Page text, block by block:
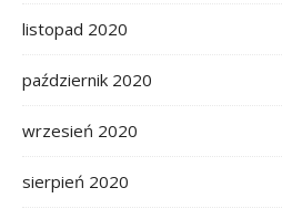
listopad 2020
październik 2020
wrzesień 2020
sierpień 2020